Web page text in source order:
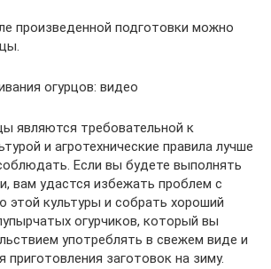
произведенной подготовки можно
огурцов: видео
являются требовательной к
и агротехнические правила лучше
Если вы будете выполнять
вам удастся избежать проблем с
этой культуры и собрать хороший
огурчиков, который вы
употреблять в свежем виде и
приготовления заготовок на зиму.